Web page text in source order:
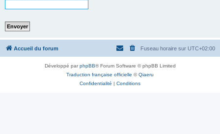
Accueil du forum Fuseau horaire sur UTC+02:00
Développé parphpBB® Forum Software © phpBB Limited
Traduction française officielle ©Qiaeru
Confidentialité
Conditions